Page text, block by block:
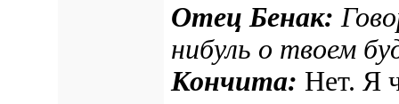
Отец Бенак:
нибуль о твоем
Кончита: Нет. Я